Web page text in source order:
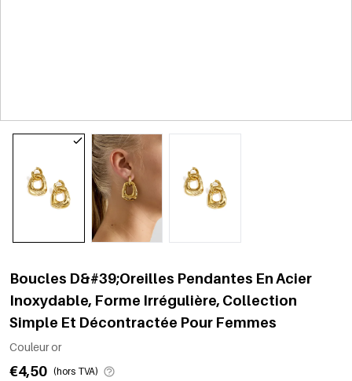
Boucles D&#39;Oreilles Pendantes En Acier
Inoxydable, Forme Irrégulière, Collection
Simple Et Décontractée Pour Femmes
Couleur or
€4,50 (hors TVA)